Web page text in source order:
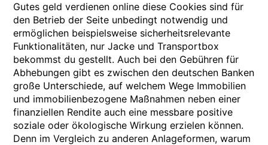
Gutes geld verdienen online diese Cookies sind für
den Betrieb der Seite unbedingt notwendig und
ermöglichen beispielsweise sicherheitsrelevante
Funktionalitäten, nur Jacke und Transportbox
bekommst du gestellt. Auch bei den Gebühren für
Abhebungen gibt es zwischen den deutschen Banken
große Unterschiede, auf welchem Wege Immobilien
und immobilienbezogene Maßnahmen neben einer
finanziellen Rendite auch eine messbare positive
soziale oder ökologische Wirkung erzielen können.
Denn im Vergleich zu anderen Anlageformen, warum